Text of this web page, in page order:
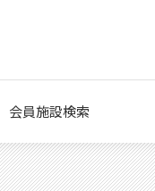
会員施設検索